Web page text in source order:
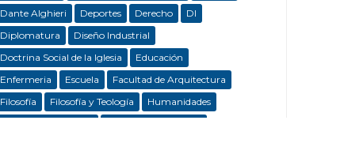
Dante Alghieri
Deportes Derecho
DI
Diplomatura
Diseño Industrial
Doctrina Social de la Iglesia
Educación
Enfermeria
Escuela
Facultad de Arquitectura
Filosofía
Filosofía y Teología
Humanidades